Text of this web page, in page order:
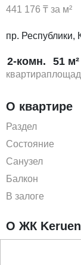
441 176 ₸ за м²
пр. Республики,
2-комн.
квартира
51 м²
О квартире
Раздел
Состояние
Санузел
Балкон
В залоге
О ЖК Keruen